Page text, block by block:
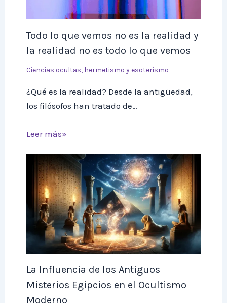
Todo lo que vemos no es la realidad y
la realidad no es todo lo que vemos
Ciencias ocultas, hermetismo y esoterismo
¿Qué es la realidad? Desde la antigüedad,
los filósofos han tratado de…
Leer más»
La Influencia de los Antiguos
Misterios Egipcios en el Ocultismo
Moderno